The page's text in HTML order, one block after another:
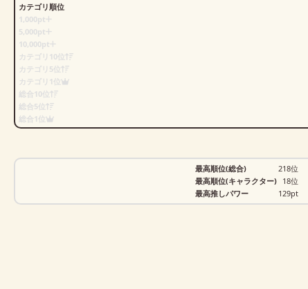
カテゴリ順位
1,000pt
5,000pt
10,000pt
カテゴリ10位
カテゴリ5位
カテゴリ1位
総合10位
総合5位
総合1位
最高順位(総合)
218位
最高順位(キャラクター) 18位
最高推しパワー
129pt